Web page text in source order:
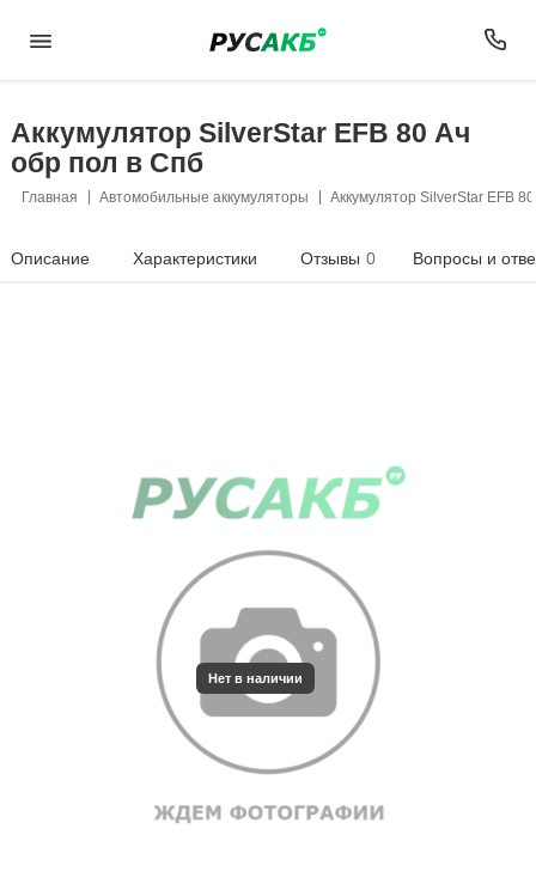
Аккумулятор SilverStar EFB 80 Ач
обр пол в Спб
Главная Автомобильные аккумуляторы Аккумулятор SilverStar EFB
Описание Характеристики Отзывы 0 Вопросы и
Нет в наличии